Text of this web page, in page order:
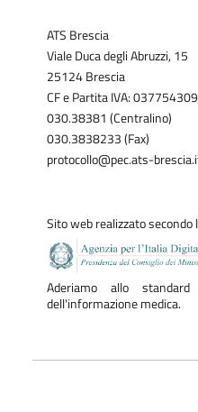
ATS Brescia
Viale Duca degli Abruzzi, 15
25124 Brescia
CF e Partita IVA:
030.38381 (Centralino)
030.3838233 (Fax)
protocollo@pec.ats-
Sito web realizzato secondo
Aderiamo allo
dell'informazione medica.